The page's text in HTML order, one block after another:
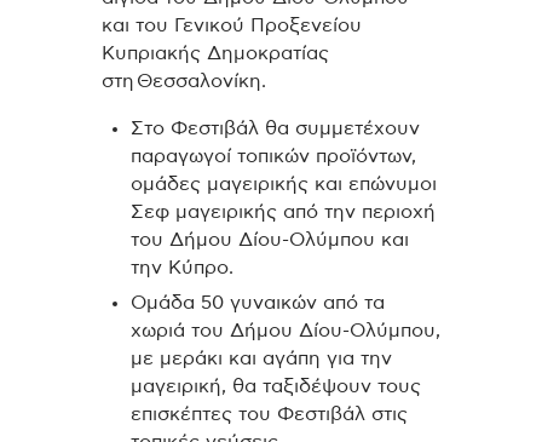
και του Γενικού Προξενείου
Κυπριακής Δημοκρατίας
στη Θεσσαλονίκη.
Στο Φεστιβάλ θα συμμετέχουν
παραγωγοί τοπικών προϊόντων,
ομάδες μαγειρικής και επώνυμοι
Σεφ μαγειρικής από την περιοχή
του Δήμου Δίου-Ολύμπου και
την Κύπρο.
Ομάδα 50 γυναικών από τα
χωριά του Δήμου Δίου-Ολύμπου,
με μεράκι και αγάπη για την
μαγειρική, θα ταξιδέψουν τους
επισκέπτες του Φεστιβάλ στις